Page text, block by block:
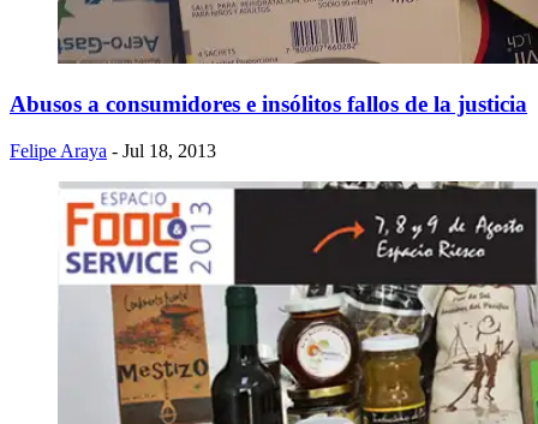
Abusos a consumidores e insólitos fallos de la justicia
Felipe Araya - Jul 18, 2013